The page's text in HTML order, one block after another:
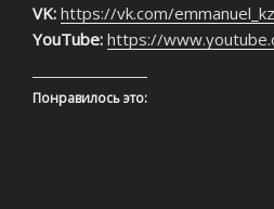
VK: https://vk.com/emmanuel_kz
YouTube: https://
Понравилось это: